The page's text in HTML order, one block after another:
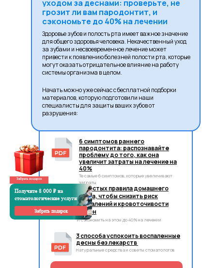
уходом за деснами: проверьте, не
грозит ли вам пародонтит, и
сэкономьте до 40% на лечении
Здоровье зубов и полость рта имеет важное значение
для общего здоровья человека. Некачественный уход
за зубами и несвоевременное лечение может
привести к появлению болезней полости рта, которые
могут оказать отрицательное влияние на работу
системы организма в целом.
Начать можно уже сейчас с бесплатной подборки
материалов, которую подготовили наши
специалисты для защиты ваших зубов от
разрушения:
6 симптомов раннего
пародонтита: распознавайте
проблему до того, как она
увеличит затраты на лечение на
40%
Те самые 6 симптомов, которые увеличивают
затраты
3 простых правила домашнего
ухода, чтобы снизить риск
воспалений и кровоточивости
дёсен
И сэкономить на этом до 40% на лечении
3 способа успокоить воспаленные
десны без лекарств
Натуральные средства и советы стоматологов
Забрать подарок
Получите 8 000 ₽ на
стоматологические услуги
Забрать подарок